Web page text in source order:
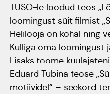
XIX
TÜSO-le loodud teos
loomingust süit filmist
Helilooja on kohal ning
Kulliga oma loomingust
Lisaks toome
Eduard Tubina teose
motiividel“ – seekord